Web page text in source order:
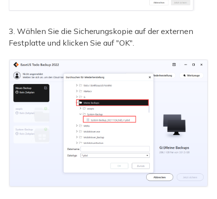
3. Wählen Sie die Sicherungskopie auf der externen
Festplatte und klicken Sie auf "OK".